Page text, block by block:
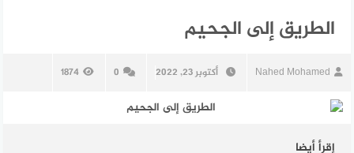
الطريق إلى الجحيم
Nahed Mohamed أكتوبر 23, 2022 0
1874
إقرأ أيضا